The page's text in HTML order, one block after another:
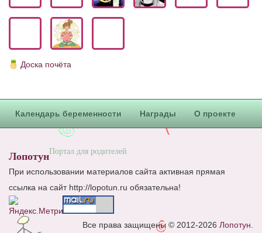
Сотрудничество. Авторам
Доска почёта
Календарь беременности Награды О проекте
ЛопотунПортал для родителей
При использовании материалов сайта активная прямая
ссылка на сайт http://lopotun.ru обязательна!
Все права защищены © 2012-2026 Лопотун